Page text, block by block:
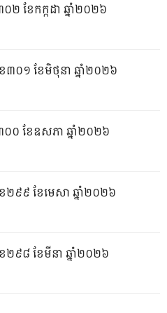
២ ខែកក្កដា ឆ្នាំ២០២៦
៣០១ ខែមិថុនា ឆ្នាំ២០២៦
០០ ខែឧសភា ឆ្នាំ២០២៦
២៩៩ ខែមេសា ឆ្នាំ២០២៦
២៩៨ ខែមីនា ឆ្នាំ២០២៦